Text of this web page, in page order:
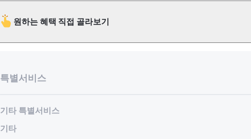
원하는 혜택 직접 골라보기
특별서비스
기타 특별서비스
기타